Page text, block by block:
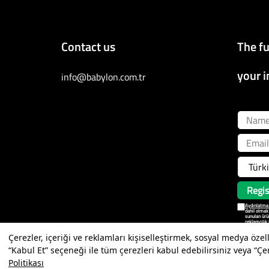
Çerezler, içeriği ve reklamları kişiselleştirmek, sosyal medya
“Kabul Et” seçeneği ile tüm çerezleri kabul edebilirsiniz veya
Politikası
Contact us
info@babylon.com.tr
The
your
Name
Email
dahil
sunulan
Kimlik ve
ediyorum.